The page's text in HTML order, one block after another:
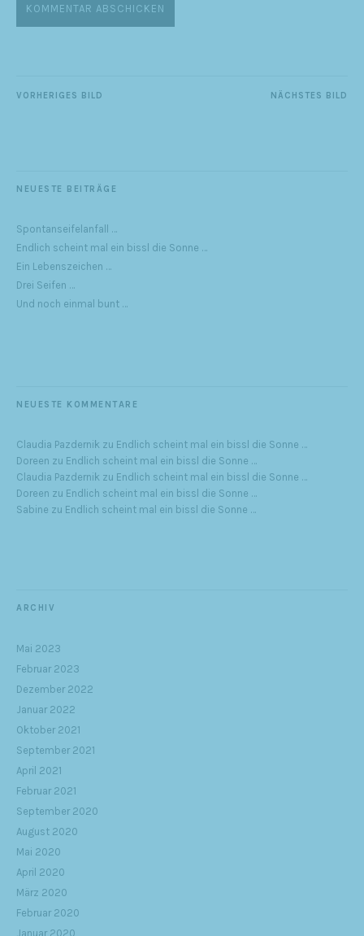
NÄCHSTES BILD
VORHERIGES BILD
NEUESTE BEITRÄGE
Spontanseifelanfall …
Endlich scheint mal ein bissl die Sonne …
Ein Lebenszeichen …
Drei Seifen …
Und noch einmal bunt …
NEUESTE KOMMENTARE
Claudia Pazdernik zu Endlich scheint mal ein bissl die Sonne …
Doreen zu Endlich scheint mal ein bissl die Sonne …
Claudia Pazdernik zu Endlich scheint mal ein bissl die Sonne …
Doreen zu Endlich scheint mal ein bissl die Sonne …
Sabine zu Endlich scheint mal ein bissl die Sonne …
ARCHIV
Mai 2023
Februar 2023
Dezember 2022
Januar 2022
Oktober 2021
September 2021
April 2021
Februar 2021
September 2020
August 2020
Mai 2020
April 2020
März 2020
Februar 2020
Januar 2020